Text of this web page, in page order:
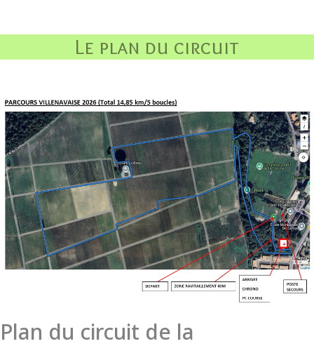
Le plan du circuit
Plan du circuit de la